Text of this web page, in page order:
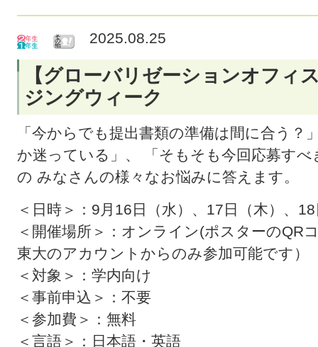
2025.08.25
【グローバリゼーションオフィ
ジングウィーク
「今からでも提出書類の準備は間に合う？
か迷っている」、 「そもそも今回応募す
の みなさんの様々なお悩みに答えます。
＜日時＞：9月16日（水）、17日（木）、
＜開催場所＞：オンライン(ポスターのQR
東大のアカウントからのみ参加可能です）
＜対象＞：学内向け
＜事前申込＞：不要
＜参加費＞：無料
＜言語＞：日本語・英語